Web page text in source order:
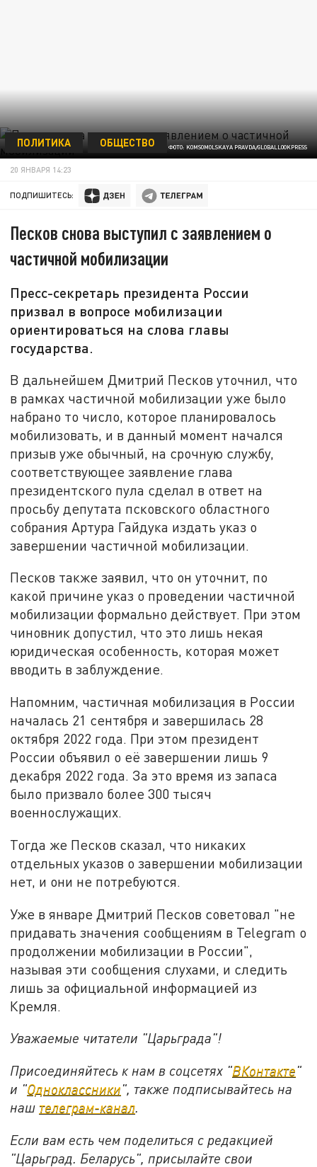
ФОТО: KOMSOMOLSKAYA PRAVDA/GLOBALLOOKPRESS
ПОЛИТИКА ОБЩЕСТВО
20 ЯНВАРЯ 14:23
ПОДПИШИТЕСЬ:
Песков снова выступил с заявлением о
частичной мобилизации
Пресс-секретарь президента России
призвал в вопросе мобилизации
ориентироваться на слова главы
государства.
В дальнейшем Дмитрий Песков уточнил, что
в рамках частичной мобилизации уже было
набрано то число, которое планировалось
мобилизовать, и в данный момент начался
призыв уже обычный, на срочную службу,
соответствующее заявление глава
президентского пула сделал в ответ на
просьбу депутата псковского областного
собрания Артура Гайдука издать указ о
завершении частичной мобилизации.
Песков также заявил, что он уточнит, по
какой причине указ о проведении частичной
мобилизации формально действует. При этом
чиновник допустил, что это лишь некая
юридическая особенность, которая может
вводить в заблуждение.
Напомним, частичная мобилизация в России
началась 21 сентября и завершилась 28
октября 2022 года. При этом президент
России объявил о её завершении лишь 9
декабря 2022 года. За это время из запаса
было призвало более 300 тысяч
военнослужащих.
Тогда же Песков сказал, что никаких
отдельных указов о завершении мобилизации
нет, и они не потребуются.
Уже в январе Дмитрий Песков советовал "не
придавать значения сообщениям в Telegram о
продолжении мобилизации в России",
называя эти сообщения слухами, и следить
лишь за официальной информацией из
Кремля.
Уважаемые читатели "Царьграда"!
Присоединяйтесь к нам в соцсетях "ВКонтакте"
и "Одноклассники", также подписывайтесь на
наш телеграм-канал.
Если вам есть чем поделиться с редакцией
"Царьград. Беларусь", присылайте свои